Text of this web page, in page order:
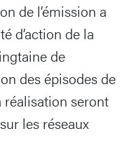
de l’émission a
d’action de la
de
des épisodes de
réalisation seront
les réseaux